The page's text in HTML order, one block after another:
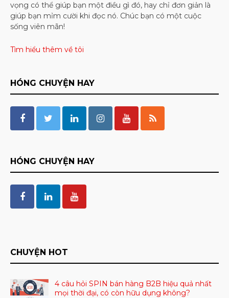
vọng có thể giúp bạn một điều gì đó, hay chỉ đơn giản là
giúp bạn mỉm cười khi đọc nó. Chúc bạn có một cuộc
sống viên mãn!
Tìm hiểu thêm về tôi
HÓNG CHUYỆN HAY
HÓNG CHUYỆN HAY
CHUYỆN HOT
4 câu hỏi SPIN bán hàng B2B hiệu quả nhất
mọi thời đại, có còn hữu dụng không?